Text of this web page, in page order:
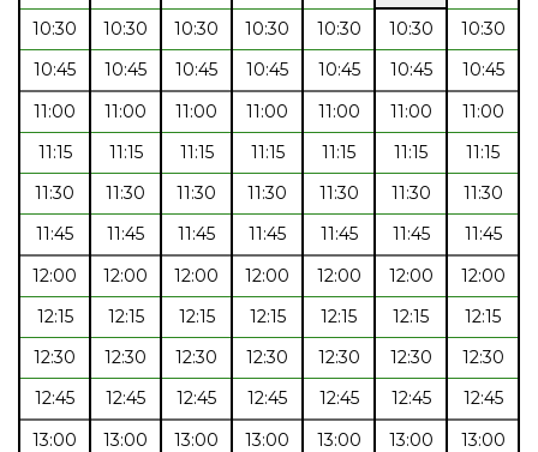
10:30
10:30 10:30 10:30 10:30 10:30
10:30
10:45
10:45 10:45 10:45 10:45 10:45
10:45
11:00
11:00 11:00 11:00 11:00 11:00
11:00
11:15
11:15 11:15 11:15 11:15 11:15
11:15
11:30
11:30 11:30 11:30 11:30 11:30
11:30
11:45
11:45 11:45 11:45 11:45 11:45
11:45
12:00
12:00 12:00 12:00 12:00 12:00
12:00
12:15
12:15 12:15 12:15 12:15 12:15
12:15
12:30
12:30 12:30 12:30 12:30 12:30
12:30
12:45
12:45 12:45 12:45 12:45 12:45
12:45
13:00
13:00 13:00 13:00 13:00 13:00
13:00